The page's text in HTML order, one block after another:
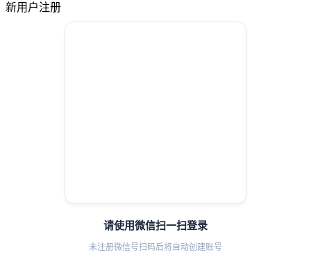
新用户注册
请使用微信扫一扫登录
未注册微信号扫码后将自动创建账号